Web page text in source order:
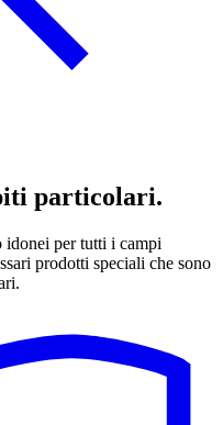
particolari.
per tutti i campi
prodotti speciali che sono